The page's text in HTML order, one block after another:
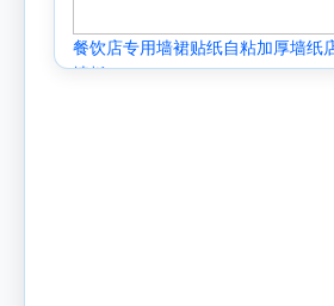
餐饮店专用墙裙贴纸自粘加厚墙纸
墙板